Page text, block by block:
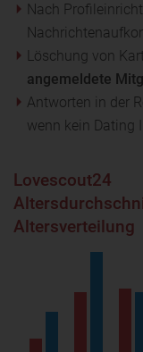
Nach
Löschung von
angemeldete
Antworten in der
wenn kein Dating
Lovescout24
Altersverteilung